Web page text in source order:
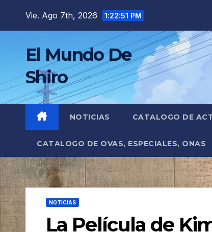
Vie. Ago 7th, 2026 1:22:53 PM
El Mundo De
Shiro
NOTICIAS CATALOGO DE
CATALOGO DE OVAS, ESPECIALES, ONAS
NOTICIAS
La Película de